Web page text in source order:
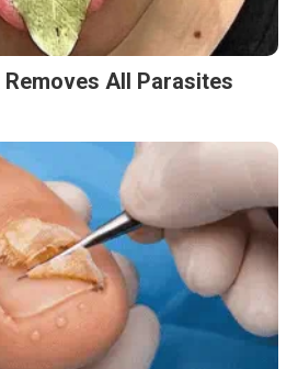
All Parasites